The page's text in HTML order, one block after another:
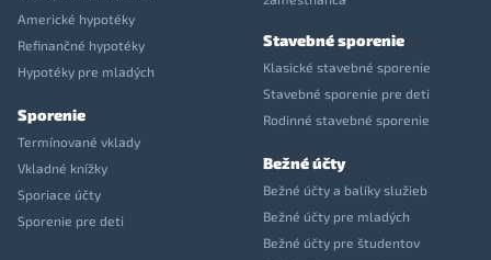
Americké hypotéky
Refinančné hypotéky
Hypotéky pre mladých
Sporenie
Termínované vklady
Vkladné knížky
Sporiace účty
Sporenie pre deti
Stavebné sporenie
Klasické stavebné sporenie
Stavebné sporenie pre deti
Rodinné stavebné sporenie
Bežné účty
Bežné účty a balíky služieb
Bežné účty pre mladých
Bežné účty pre študentov